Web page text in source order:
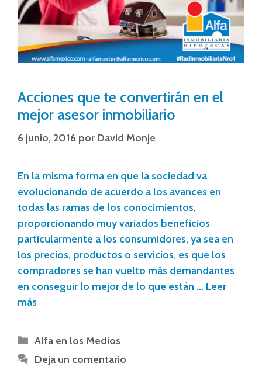
Acciones que te convertirán en el
mejor asesor inmobiliario
6 junio, 2016 por David Monje
En la misma forma en que la sociedad va
evolucionando de acuerdo a los avances en
todas las ramas de los conocimientos,
proporcionando muy variados beneficios
particularmente a los consumidores, ya sea en
los precios, productos o servicios, es que los
compradores se han vuelto más demandantes
en conseguir lo mejor de lo que están … Leer
más
Alfa en los Medios
Deja un comentario